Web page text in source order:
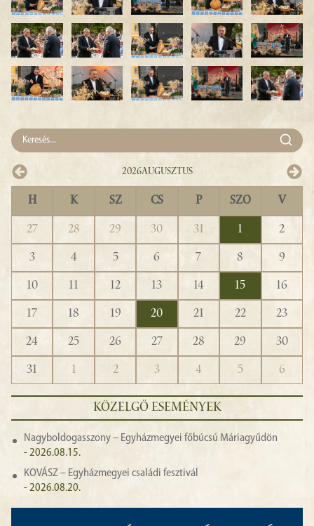
2026Augusztus
H K SZ CS P SZO V
27 28 29 30 31 1
2
3
4 5 6 7 8
9
10
11 12 13 14 15
16
17
18 19 20 21 22
23
24
25 26 27 28 29
30
31
1 2 3 4 5 6
KÖZELGŐ ESEMÉNYEK
Nagyboldogasszony – Egyházmegyei főbúcsú Máriagyűdön
- 2026.08.15.
KOVÁSZ – Egyházmegyei családi fesztivál
- 2026.08.20.